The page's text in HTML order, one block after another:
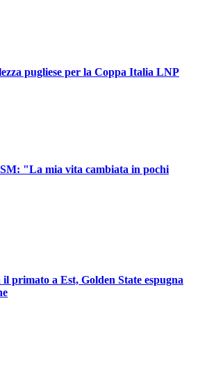
pugliese per la Coppa Italia LNP
"La mia vita cambiata in pochi
primato a Est, Golden State espugna